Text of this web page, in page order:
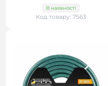
В наявності
Код товару: 7563